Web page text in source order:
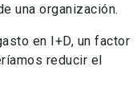
una organización.
en I+D, un factor
reducir el